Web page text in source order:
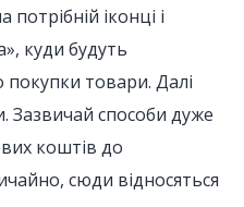
іконці і
куди будуть
покупки товари. Далі
Зазвичай способи дуже
коштів до
сюди відносяться